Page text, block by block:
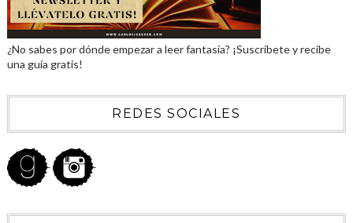
¿No sabes por dónde empezar a leer fantasía? ¡Suscríbete y recibe
una guía gratis!
REDES SOCIALES